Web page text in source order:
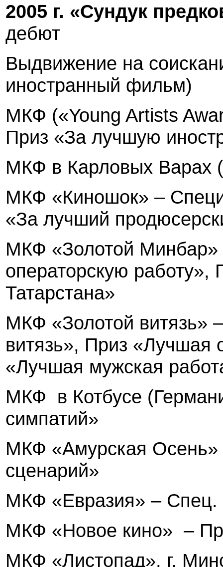
2005 г. «Сундук
дебют
Выдвижение на
иностранный фильм)
МКФ («Young Artists
Приз «За лучшую
МКФ в Карловых Варах
МКФ «Киношок» –
«За лучший
МКФ «Золотой
операторскую работу»,
Татарстана»
МКФ «Золотой витязь»
витязь», Приз «Лучшая
«Лучшая мужская
МКФ
в Котбусе
симпатий»
МКФ «Амурская
сценарий»
МКФ «Евразия» – Спец.
МКФ «Новое кино» –
МКФ «Листопад», г.